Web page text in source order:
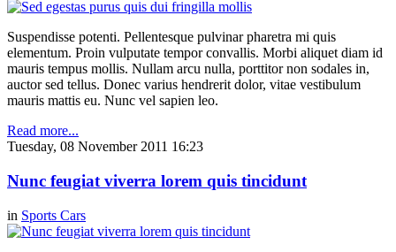
Suspendisse potenti. Pellentesque pulvinar pharetra mi quis
elementum. Proin vulputate tempor convallis. Morbi aliquet diam id
mauris tempus mollis. Nullam arcu nulla, porttitor non sodales in,
auctor sed tellus. Donec varius hendrerit dolor, vitae vestibulum
mauris mattis eu. Nunc vel sapien leo.
Read more...
Tuesday, 08 November 2011 16:23
Nunc feugiat viverra lorem quis tincidunt
in Sports Cars